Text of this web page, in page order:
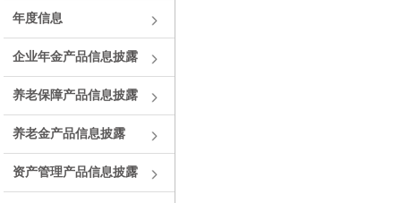
年度信息
企业年金产品信息披露
养老保障产品信息披露
养老金产品信息披露
资产管理产品信息披露